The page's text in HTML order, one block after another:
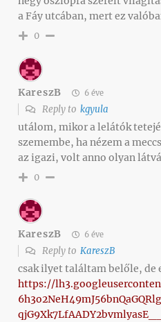
a Fáy utcában, mert ez
0
KareszB 6 éve
Reply to kgyula
utálom, mikor a lelátók
szemembe, ha nézem a
az igazi, volt anno olyan
0
KareszB 6 éve
Reply to KareszB
csak ilyet találtam belőle, de
https://